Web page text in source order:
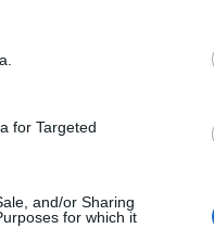
for Targeted
and/or Sharing
for which it
gjatë ditës, të hamë
të pasura me